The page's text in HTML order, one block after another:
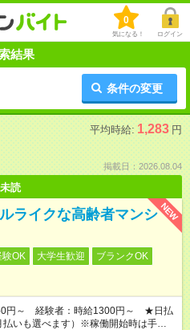
0
気になる！ ログイン
結果
条件の変更
平均時給: 1,283 円
掲載日：2026.08.04
未読
NEW
ライクな高齢者マンシ
験OK 大学生歓迎
ブランクOK
円～ 経験者：時給1300円～ ★日払
いも選べます）※稼働開始時は手続き